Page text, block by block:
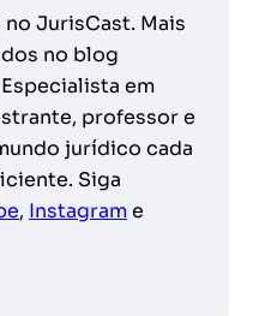
JurisCast. Mais
no blog
em
professor e
jurídico cada
Siga
, Instagrame